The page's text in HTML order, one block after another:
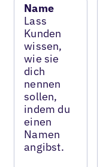
Name
Lass
Kunden
wissen,
wie sie
dich
nennen
sollen,
indem du
einen
Namen
angibst.